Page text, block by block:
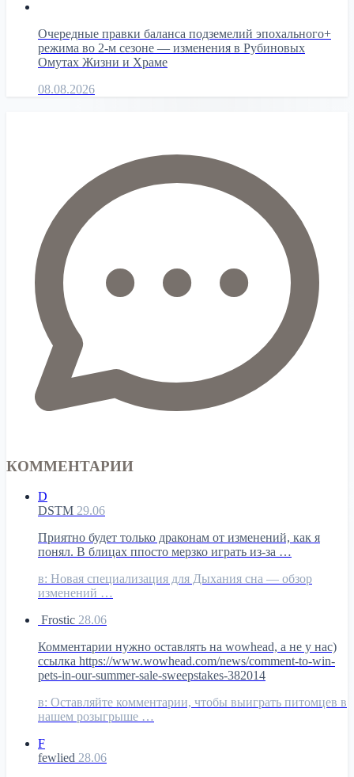
Очередные правки баланса подземелий эпохального+
режима во 2-м сезоне — изменения в Рубиновых
Омутах Жизни и Храме
08.08.2026
КОММЕНТАРИИ
D
DSTM 29.06
Приятно будет только драконам от изменений, как я
понял. В блицах ппосто мерзко играть из-за …
в: Новая специализация для Дыхания сна — обзор
изменений …
Frostic 28.06
Комментарии нужно оставлять на wowhead, а не у нас)
ссылка https://www.wowhead.com/news/comment-to-win-
pets-in-our-summer-sale-sweepstakes-382014
в: Оставляйте комментарии, чтобы выиграть питомцев в
нашем розыгрыше …
F
fewlied 28.06